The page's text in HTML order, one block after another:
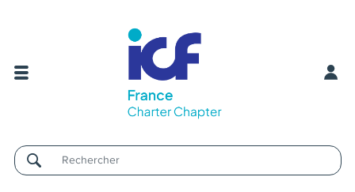
Username